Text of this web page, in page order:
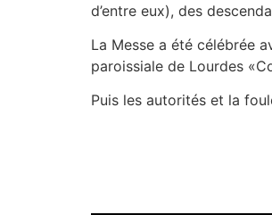
d’entre eux), des
La Messe a été célébrée
paroissiale de Lourdes
Puis les autorités et la